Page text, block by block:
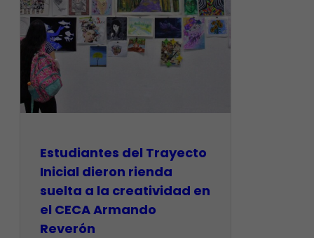
Estudiantes del Trayecto
Inicial dieron rienda
suelta a la creatividad en
el CECA Armando
Reverón